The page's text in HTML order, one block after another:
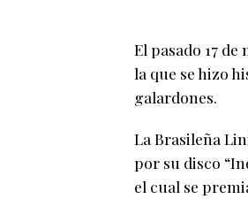
El pasado 17
la que se hizo
galardones.
La Brasileña
por su disco
el cual se